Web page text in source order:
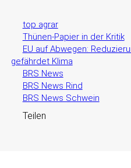
top agrar
Thünen-Papier in der Kritik
EU auf Abwegen:
gefährdet Klima
BRS News
BRS News Rind
BRS News Schwein
Teilen